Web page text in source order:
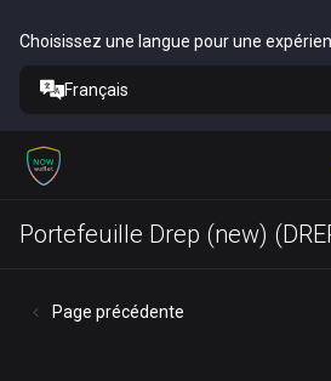
Choisissez une langue pour une
Français
Portefeuille Drep (new)
Page précédente